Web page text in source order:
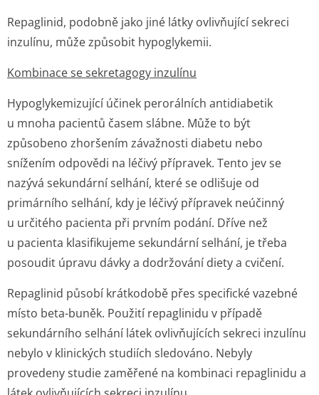
Repaglinid, podobně jako jiné látky ovlivňující sekreci
inzulínu, může způsobit hypoglykemii.
Kombinace se sekretagogy inzulínu
Hypoglykemizující účinek perorálních antidiabetik
u mnoha pacientů časem slábne. Může to být
způsobeno zhoršením závažnosti diabetu nebo
snížením odpovědi na léčivý přípravek. Tento jev se
nazývá sekundární selhání, které se odlišuje od
primárního selhání, kdy je léčivý přípravek neúčinný
u určitého pacienta při prvním podání. Dříve než
u pacienta klasifikujeme sekundární selhání, je třeba
posoudit úpravu dávky a dodržování diety a cvičení.
Repaglinid působí krátkodobě přes specifické vazebné
místo beta-buněk. Použití repaglinidu v případě
sekundárního selhání látek ovlivňujících sekreci inzulínu
nebylo v klinických studiích sledováno. Nebyly
provedeny studie zaměřené na kombinaci repaglinidu a